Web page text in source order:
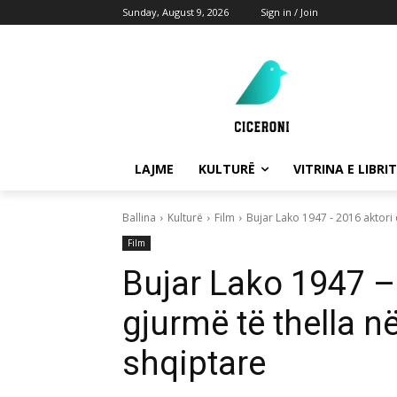
Sunday, August 9, 2026 Sign in / Join
LAJME KULTURË VITRINA E LIBRIT
Ballina Kulturë Film Bujar Lako 1947 - 2016
Film
Bujar Lako 1947
gjurmë të thella
shqiptare